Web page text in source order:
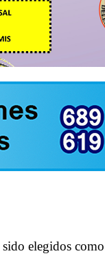
sido elegidos